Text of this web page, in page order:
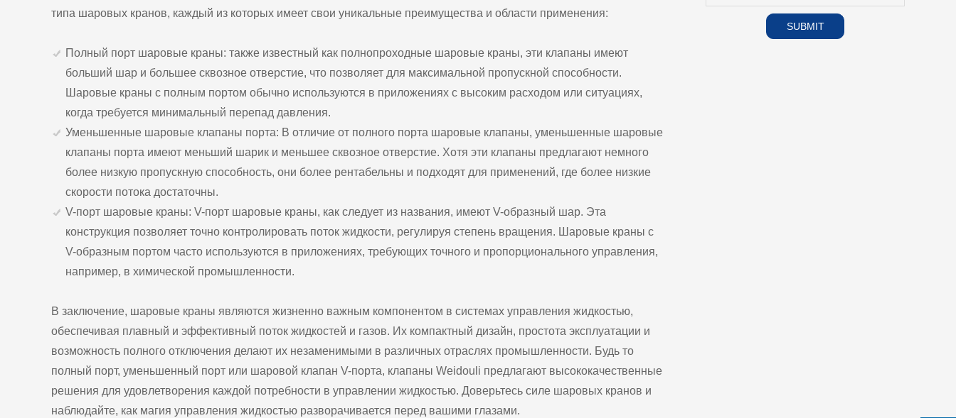
типа шаровых кранов, каждый из которых имеет свои уникальные преимущества и области применения:
Полный порт шаровые краны: также известный как полнопроходные шаровые краны, эти клапаны имеют
больший шар и большее сквозное отверстие, что позволяет для максимальной пропускной способности.
Шаровые краны с полным портом обычно используются в приложениях с высоким расходом или ситуациях,
когда требуется минимальный перепад давления.
Уменьшенные шаровые клапаны порта: В отличие от полного порта шаровые клапаны, уменьшенные шаровые
клапаны порта имеют меньший шарик и меньшее сквозное отверстие. Хотя эти клапаны предлагают немного
более низкую пропускную способность, они более рентабельны и подходят для применений, где более низкие
скорости потока достаточны.
V-порт шаровые краны: V-порт шаровые краны, как следует из названия, имеют V-образный шар. Эта
конструкция позволяет точно контролировать поток жидкости, регулируя степень вращения. Шаровые краны с
V-образным портом часто используются в приложениях, требующих точного и пропорционального управления,
например, в химической промышленности.
В заключение, шаровые краны являются жизненно важным компонентом в системах управления жидкостью,
обеспечивая плавный и эффективный поток жидкостей и газов. Их компактный дизайн, простота эксплуатации и
возможность полного отключения делают их незаменимыми в различных отраслях промышленности. Будь то
полный порт, уменьшенный порт или шаровой клапан V-порта, клапаны Weidouli предлагают высококачественные
решения для удовлетворения каждой потребности в управлении жидкостью. Доверьтесь силе шаровых кранов и
наблюдайте, как магия управления жидкостью разворачивается перед вашими глазами.
SUBMIT